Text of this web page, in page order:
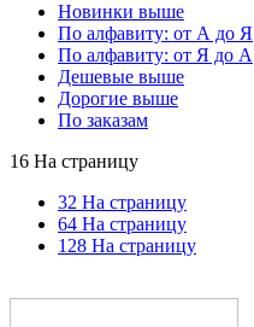
Новинки выше
По алфавиту: от А до Я
По алфавиту: от Я до А
Дешевые выше
Дорогие выше
По заказам
16 На страницу
32 На страницу
64 На страницу
128 На страницу